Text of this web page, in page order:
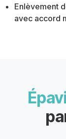
Enlèvement
avec accord